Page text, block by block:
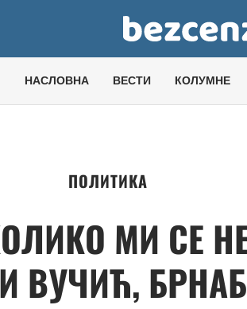
НАСЛОВНА ВЕСТИ КОЛУМНЕ
ПОЛИТИКА
МИ СЕ
ВУЧИЋ,